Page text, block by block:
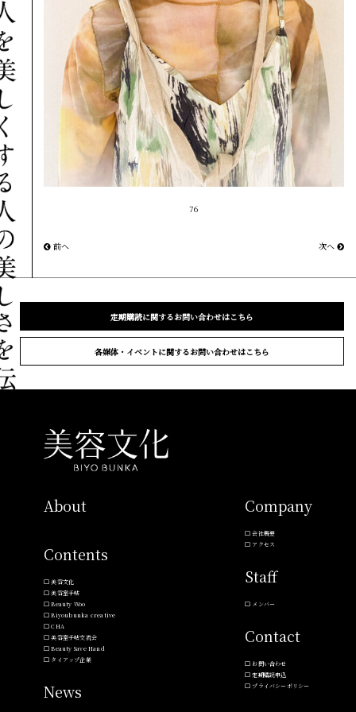
76
前へ 次へ
定期購読に関するお問い合わせはこちら
各媒体・イベントに関するお問い合わせはこちら
About
Contents
美容文化
美容室手帖
Beauty Woo
Biyoubunka creative
CHA
美容室手帖交流会
Beauty Save Hand
タイアップ企業
News
Company
会社概要
アクセス
Staff
メンバー
Contact
お問い合わせ
定期購読申込
プライバシーポリシー